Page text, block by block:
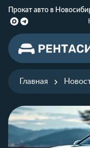
Прокат авто в
Главная